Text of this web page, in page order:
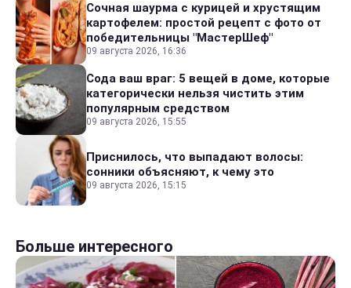
Сочная шаурма с курицей и хрустящим
картофелем: простой рецепт с фото от
победительницы "МастерШеф"
09 августа 2026, 16:36
Сода ваш враг: 5 вещей в доме, которые
категорически нельзя чистить этим
популярным средством
09 августа 2026, 15:55
Приснилось, что выпадают волосы:
сонники объясняют, к чему это
09 августа 2026, 15:15
Больше интересного